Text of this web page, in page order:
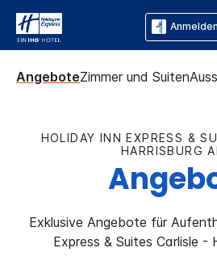
AngeboteZimmer und Suiten
HOLIDAY INN EXPRESS &
HARRISBURG
Exklusive Angebote für
Express & Suites Carlisle -